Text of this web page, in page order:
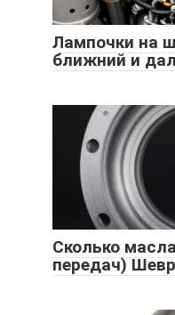
Лампочки на
ближний и
Сколько
передач)